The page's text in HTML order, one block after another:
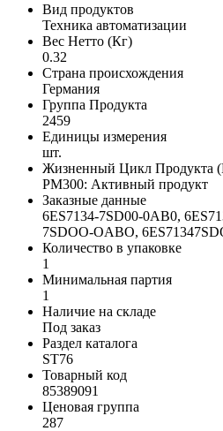
Вид продуктов
Техника автоматизации
Вес Нетто (Кг)
0.32
Страна происхождения
Германия
Группа Продукта
2459
Единицы измерения
шт.
Жизненный Цикл Продукта
PM300: Активный продукт
Заказные данные
6ES7134-7SD00-0AB0,
7SDOO-OABO,
Количество в упаковке
1
Минимальная партия
1
Наличие на складе
Под заказ
Раздел каталога
ST76
Товарный код
85389091
Ценовая группа
287